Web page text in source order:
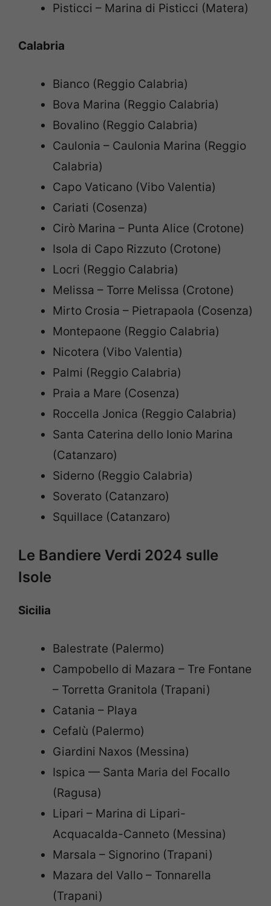
Pisticci – Marina di Pisticci (Matera)
Calabria
Bianco (Reggio Calabria)
Bova Marina (Reggio Calabria)
Bovalino (Reggio Calabria)
Caulonia – Caulonia Marina (Reggio
Calabria)
Capo Vaticano (Vibo Valentia)
Cariati (Cosenza)
Cirò Marina – Punta Alice (Crotone)
Isola di Capo Rizzuto (Crotone)
Locri (Reggio Calabria)
Melissa – Torre Melissa (Crotone)
Mirto Crosia – Pietrapaola (Cosenza)
Montepaone (Reggio Calabria)
Nicotera (Vibo Valentia)
Palmi (Reggio Calabria)
Praia a Mare (Cosenza)
Roccella Jonica (Reggio Calabria)
Santa Caterina dello Ionio Marina
(Catanzaro)
Siderno (Reggio Calabria)
Soverato (Catanzaro)
Squillace (Catanzaro)
Le Bandiere Verdi 2024 sulle
Isole
Sicilia
Balestrate (Palermo)
Campobello di Mazara – Tre Fontane
– Torretta Granitola (Trapani)
Catania – Playa
Cefalù (Palermo)
Giardini Naxos (Messina)
Ispica — Santa Maria del Focallo
(Ragusa)
Lipari – Marina di Lipari-
Acquacalda-Canneto (Messina)
Marsala – Signorino (Trapani)
Mazara del Vallo – Tonnarella
(Trapani)